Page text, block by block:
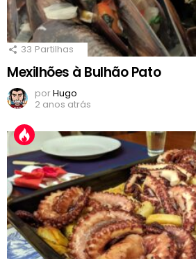
33 Partilhas
Mexilhões à Bulhão Pato
porHugo
2 anos atrás